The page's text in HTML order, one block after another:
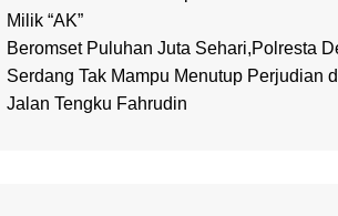
Milik “AK”
Beromset Puluhan Juta Sehari,Polresta
Serdang Tak Mampu Menutup Perjudian
Jalan Tengku Fahrudin